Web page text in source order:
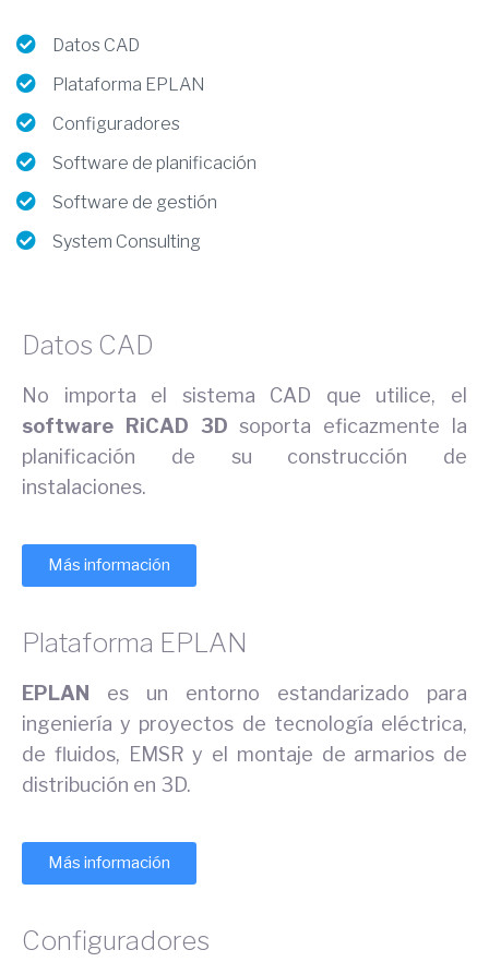
Datos CAD​
Plataforma EPLAN
Configuradores
Software de planificación
Software de gestión
System Consulting
Datos CAD
No importa el sistema CAD que utilice, el
software RiCAD 3D soporta eficazmente la
planificación de su construcción de
instalaciones.
Más información
Plataforma EPLAN
EPLAN
es un entorno estandarizado para
ingeniería y proyectos de tecnología eléctrica,
de fluidos, EMSR y el montaje de armarios de
distribución en 3D.
Más información
Configuradores